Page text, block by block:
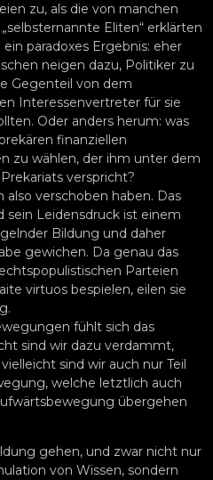
zu, als die von manchen
Eliten“ erklärten
paradoxes Ergebnis: eher
neigen dazu, Politiker zu
Gegenteil von dem
Interessenvertreter für sie
Oder anders herum: was
finanziellen
zu wählen, der ihm unter dem
verspricht?
verschoben haben. Das
sein Leidensdruck ist einem
Bildung und daher
gewichen. Da genau das
Parteien
virtuos bespielen, eilen sie
fühlt sich das
sind wir dazu verdammt,
sind wir auch nur Teil
welche letztlich auch
übergehen
gehen, und zwar nicht nur
von Wissen, sondern